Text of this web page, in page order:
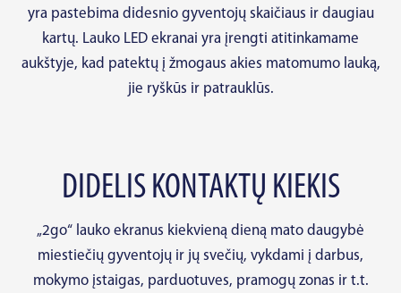
yra pastebima didesnio gyventojų skaičiaus ir daugiau
kartų. Lauko LED ekranai yra įrengti atitinkamame
aukštyje, kad patektų į žmogaus akies matomumo lauką,
jie ryškūs ir patrauklūs.
DIDELIS KONTAKTŲ KIEKIS
„2go“ lauko ekranus kiekvieną dieną mato daugybė
miestiečių gyventojų ir jų svečių, vykdami į darbus,
mokymo įstaigas, parduotuves, pramogų zonas ir t.t.